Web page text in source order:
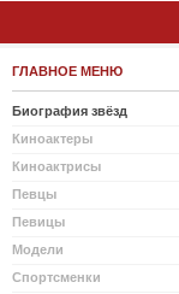
ГЛАВНОЕ МЕНЮ
Биография звёзд
Киноактеры
Киноактрисы
Певцы
Певицы
Модели
Спортсменки